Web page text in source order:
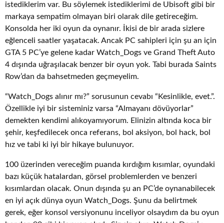
istediklerim var. Bu söylemek istediklerimi de Ubisoft gibi bir
markaya sempatim olmayan biri olarak dile getireceğim.
Konsolda her iki oyun da oynanır. İkisi de bir arada sizlere
eğlenceli saatler yaşatacak. Ancak PC sahipleri için şu an için
GTA 5 PC’ye gelene kadar Watch_Dogs ve Grand Theft Auto
4 dışında uğraşılacak benzer bir oyun yok. Tabi burada Saints
Row’dan da bahsetmeden geçmeyelim.
“Watch_Dogs alınır mı?” sorusunun cevabı “Kesinlikle, evet.”.
Özellikle iyi bir sisteminiz varsa “Almayanı dövüyorlar”
demekten kendimi alıkoyamıyorum. Elinizin altında koca bir
şehir, keşfedilecek onca referans, bol aksiyon, bol hack, bol
hız ve tabi ki iyi bir hikaye bulunuyor.
100 üzerinden vereceğim puanda kırdığım kısımlar, oyundaki
bazı küçük hatalardan, görsel problemlerden ve benzeri
kısımlardan olacak. Onun dışında şu an PC’de oynanabilecek
en iyi açık dünya oyun Watch_Dogs. Şunu da belirtmek
gerek, eğer konsol versiyonunu inceliyor olsaydım da bu oyun